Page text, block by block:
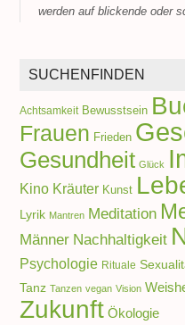
werden auf blickende oder
SUCHENFINDEN
Achtsamkeit Bewusstsein
Frauen Frieden
Gesundheit Glück
Kino Kräuter Kunst
Lyrik Mantren Meditation
Männer Nachhaltigkeit
Psychologie Rituale
Tanz Tanzen vegan Vision
Zukunft Ökologie